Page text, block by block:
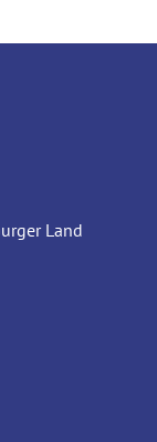
Land